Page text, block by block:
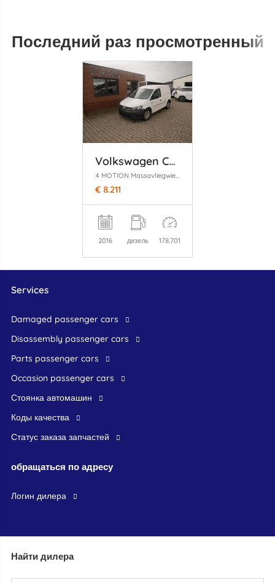
Последний раз просмотренный
Volkswagen Caddy
€ 8.211
2016 дизель 178.701
Найти дилера
Services
damaged passenger cars
disassembly passenger cars
parts passenger cars
occasion passenger cars
стоянка автомашин
Коды качества
Статус заказа запчастей
обращаться по адресу
логин дилера